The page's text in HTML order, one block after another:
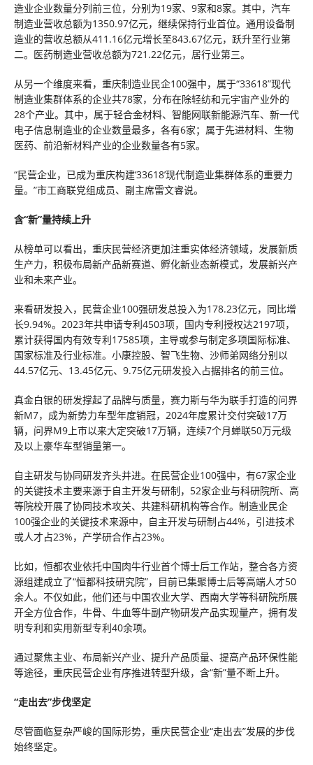
造业企业数量分列前三位，分别为19家、9家和8家。其中，汽车
制造业营收总额为1350.97亿元，继续保持行业首位。通用设备制
造业的营收总额从411.16亿元增长至843.67亿元，跃升至行业第
二。医药制造业营收总额为721.22亿元，居行业第三。
从另一个维度来看，重庆制造业民企100强中，属于“33618”现代
制造业集群体系的企业共78家，分布在除轻纺和元宇宙产业外的
28个产业。其中，属于轻合金材料、智能网联新能源汽车、新一代
电子信息制造业的企业数量最多，各有6家；属于先进材料、生物
医药、前沿新材料产业的企业数量各有5家。
“民营企业，已成为重庆构建‘33618’现代制造业集群体系的重要力
量。”市工商联党组成员、副主席雷文睿说。
含“新”量持续上升
从榜单可以看出，重庆民营经济更加注重实体经济领域，发展新质
生产力，积极布局新产品新赛道、孵化新业态新模式，发展新兴产
业和未来产业。
来看研发投入，民营企业100强研发总投入为178.23亿元，同比增
长9.94%。2023年共申请专利4503项，国内专利授权达2197项，
累计获得国内有效专利17585项，主导或参与制定多项国际标准、
国家标准及行业标准。小康控股、智飞生物、沙师弟网络分别以
44.57亿元、13.45亿元、9.75亿元研发投入占据排名的前三位。
真金白银的研发撑起了品牌与质量，赛力斯与华为联手打造的问界
新M7，成为新势力车型年度销冠，2024年度累计交付突破17万
辆，问界M9上市以来大定突破17万辆，连续7个月蝉联50万元级
及以上豪华车型销量第一。
自主研发与协同研发齐头并进。在民营企业100强中，有67家企业
的关键技术主要来源于自主开发与研制，52家企业与科研院所、高
等院校开展了协同技术攻关、共建科研机构等合作。制造业民企
100强企业的关键技术来源中，自主开发与研制占44%，引进技术
或人才占23%，产学研合作占23%。
比如，恒都农业依托中国肉牛行业首个博士后工作站，整合各方资
源组建成立了“恒都科技研究院”，目前已集聚博士后等高端人才50
余人。不仅如此，他们还与中国农业大学、西南大学等科研院所展
开全方位合作，牛骨、牛血等牛副产物研发产品实现量产，拥有发
明专利和实用新型专利40余项。
通过聚焦主业、布局新兴产业、提升产品质量、提高产品环保性能
等途径，重庆民营企业有序推进转型升级，含“新”量不断上升。
“走出去”步伐坚定
尽管面临复杂严峻的国际形势，重庆民营企业“走出去”发展的步伐
始终坚定。